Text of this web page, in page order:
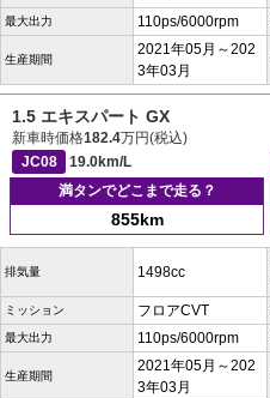
最大出力 110ps/6000rpm
生産期間
2021年05月～202
3年03月
1.5 エキスパート GX
新車時価格182.4万円(税込)
JC08
19.0km/L
満タンでどこまで走る？
855km
排気量 1498cc
ミッション フロアCVT
最大出力 110ps/6000rpm
生産期間
2021年05月～202
3年03月